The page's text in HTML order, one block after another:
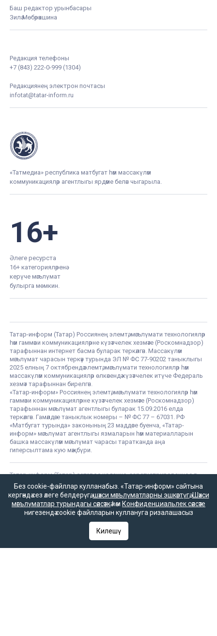
Баш редактор урынбасары
Зилә Мөбәрәкшина
Редакция телефоны
+7 (843) 222-0-999 (1304)
Редакциянең электрон почтасы
infotat@tatar-inform.ru
«Татмедиа» республика матбугат һәм массакүләм
коммуникацияләр агентлыгы ярдәме белән чыгарыла.
16+
Әлеге ресурста
16+ категорияләренә
керүче мәгълүмат
булырга мөмкин.
Татар-информ (Татар) Россиянең элемтә, мәгълүмати технологияләр
һәм гаммәви коммуникацияләрне күзәтчелек хезмәте (Роскомнадзор)
тарафыннан интернет басма буларак теркәлгән. Массакүләм
мәгълүмат чарасын теркәү турында ЭЛ № ФС 77-90202 таныклыгы
2025 елның 7 октябрендә элемтә, мәгълүмати технологияләр һәм
массакүләм коммуникацияләр өлкәсендә күзәтчелек итүче Федераль
хезмәт тарафыннан бирелгән.
«Татар-информ» Россиянең элемтә, мәгълүмати технологияләр һәм
гаммәви коммуникацияләрне күзәтчелек хезмәте (Роскомнадзор)
тарафыннан мәгълүмат агентлыгы буларак 15.09.2016 елда
теркәлгән. Гамәлдәге таныклык номеры – № ФС 77 – 67031. РФ
«Матбугат турында» законының 23 маддәсе буенча, «Татар-
информ» мәгълүмат агентлыгы язмаларын һәм материалларын
башка массакүләм мәгълүмат чарасы таратканда аңа
гиперсылтама кую мәҗбүри.
Татар-информ (Татар) сетевое издание, зарегистрированное в
Федеральной службе по надзору в сфере связи,
информационных технологий и массовых коммуникаций
(Роскомнадзор). Запись о регистрации СМИ ЭЛ № ФС 77 - 90202
07.10.2025 выдано Федеральной службой по надзору в сфере
связи, информационных технологий и массовых коммуникаций.
«Татар-информ» зарегистрировано как информационное
агентство в Федеральной службе по надзору в сфере связи,
информационных технологий и массовых коммуникаций
(Роскомнадзор). Номер действующего свидетельства ИА № ФС
Без cookie-файллар кулланабыз. «Татар-информ» сайтына
кергәндә сез әлеге белдерүгә,шәхси мәгълүматларны эшкәртүгә,Шәхси
мәгълүматлар турындагы сәясәткәһәм Конфиденциальлек сәясәте
нигезендә cookie файлларын куллануга ризалашасыз
Килешү